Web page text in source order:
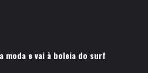
moda e vai à boleia do surf